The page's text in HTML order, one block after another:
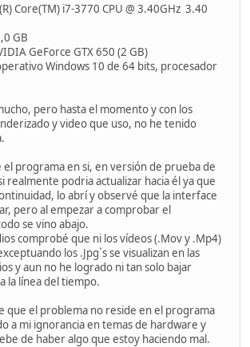
Core(TM) i7-3770 CPU @ 3.40GHz 3.40
GB
GeForce GTX 650 (2 GB)
Windows 10 de 64 bits, procesador
pero hasta el momento y con los
y video que uso, no he tenido
el programa en si, en versión de prueba de
realmente podria actualizar hacia él ya que
lo abrí y observé que la interface
pero al empezar a comprobar el
se vino abajo.
comprobé que ni los vídeos (.Mov y .Mp4)
los .Jpg`s se visualizan en las
y aun no he logrado ni tan solo bajar
la línea del tiempo.
que el problema no reside en el programa
a mi ignorancia en temas de hardware y
de haber algo que estoy haciendo mal.